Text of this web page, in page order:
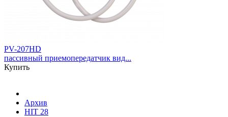
PV-207HD
пассивный приемопередатчик вид...
Купить
Архив
HIT 28